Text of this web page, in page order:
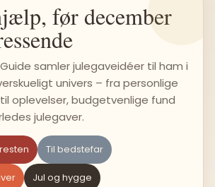
før december
samler julegaveidéer til ham i
univers – fra personlige
oplevelser, budgetvenlige fund
julegaver.
Til bedstefar
Jul og hygge